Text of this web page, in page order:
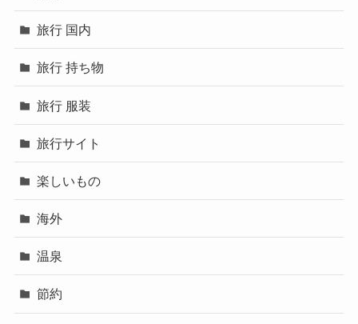
旅行 国内
旅行 持ち物
旅行 服装
旅行サイト
楽しいもの
海外
温泉
節約